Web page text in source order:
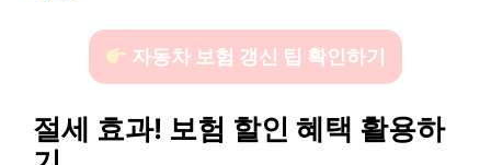
자동차 보험 갱신 팁 확인하기
절세 효과! 보험 할인 혜택 활용하